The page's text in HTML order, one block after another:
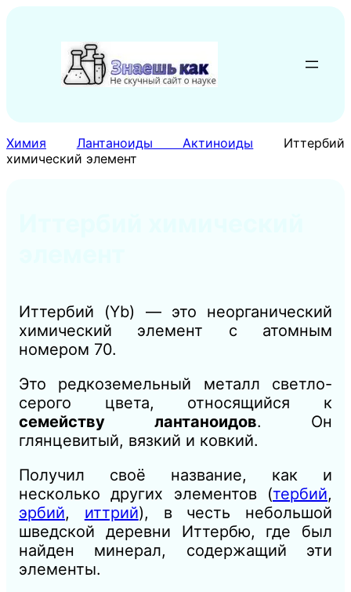
содержимому
Химия Лантаноиды Актиноиды
Иттербий
химический элемент
Иттербий (Yb) — это неорганический
химический элемент с атомным
номером 70.
Это редкоземельный металл светло-
серого цвета, относящийся к
семейству лантаноидов. Он
глянцевитый, вязкий и ковкий.
Получил своё название, как и
несколько других элементов (тербий,
эрбий, иттрий), в честь небольшой
шведской деревни Иттербю, где был
найден минерал, содержащий эти
элементы.